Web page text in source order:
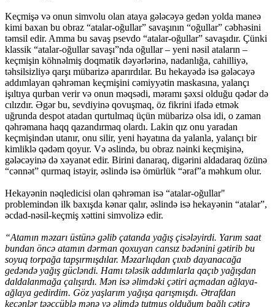
Keçmişə və onun simvolu olan ataya gələcəyə gedən yolda maneə
kimi baxan bu obraz “atalar-oğullar” savaşının “oğullar” cəbhəsini
təmsil edir. Amma bu savaş psevdo “atalar-oğullar” savaşıdır. Çünki
klassik “atalar-oğullar savaşı”nda oğullar – yeni nəsil ataların –
keçmişin köhnəlmiş doqmatik dəyərlərinə, nadanlığa, cahilliyə,
təhsilsizliyə qarşı mübarizə aparırdılar. Bu hekayədə isə gələcəyə
addımlayan qəhrəman keçmişini cəmiyyətin maskasına, yalançı
işıltıya qurban verir və onun məqsədi, məramı şəxsi olduğu qədər də
cılızdır. Əgər bu, sevdiyinə qovuşmaq, öz fikrini ifadə etmək
uğrunda despot atadan qurtulmaq üçün mübarizə olsa idi, o zaman
qəhrəmana haqq qazandırmaq olardı. Lakin qız onu yaradan
keçmişindən utanır, onu silir, yeni həyatına da yalanla, yalançı bir
kimliklə qədəm qoyur. Və əslində, bu obraz nəinki keçmişinə,
gələcəyinə də xəyanət edir. Birini danaraq, digərini aldadaraq özünə
“cənnət” qurmaq istəyir, əslində isə ömürlük “əraf”a məhkum olur.
Hekayənin nəqledicisi olan qəhrəman isə “atalar-oğullar"
problemindən ilk baxışda kənar qalır, əslində isə hekayənin “atalar”,
əcdad-nəsil-keçmiş xəttini simvolizə edir.
“Atamın məzarı üstünə gəlib çatanda yağış çisələyirdi. Yarım saat
bundan öncə atamın dərman qoxuyan cansız bədənini gətirib bu
soyuq torpağa tapşırmışdılar. Məzarlıqdan çıxıb dayanacağa
gedəndə yağış gücləndi. Hamı tələsik addımlarla qaçıb yağışdan
daldalanmağa çalışırdı. Mən isə əlimdəki çətiri açmadan ağlaya-
ağlaya gedirdim. Göz yaşlarım yağışa qarışmışdı. Ətrafdan
keçənlər təəccüblə mənə və əlimdə tutmuş olduğum bağlı çətirə